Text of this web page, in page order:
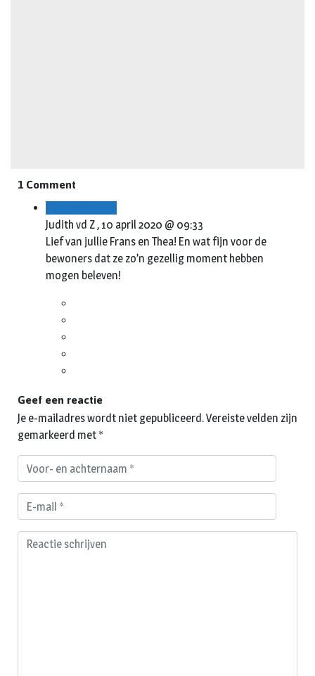
1 Comment
Judith vd Z ,10 april 2020 @ 09:33
Lief van jullie Frans en Thea! En wat fijn voor de
bewoners dat ze zo’n gezellig moment hebben
mogen beleven!
Geef een reactie
Je e-mailadres wordt niet gepubliceerd.Vereiste velden zijn
gemarkeerd met *